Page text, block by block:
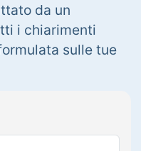
da un
i chiarimenti
sulle tue